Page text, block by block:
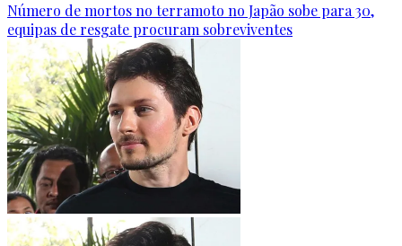
Número de mortos no terramoto no Japão sobe para 30,
equipas de resgate procuram sobreviventes